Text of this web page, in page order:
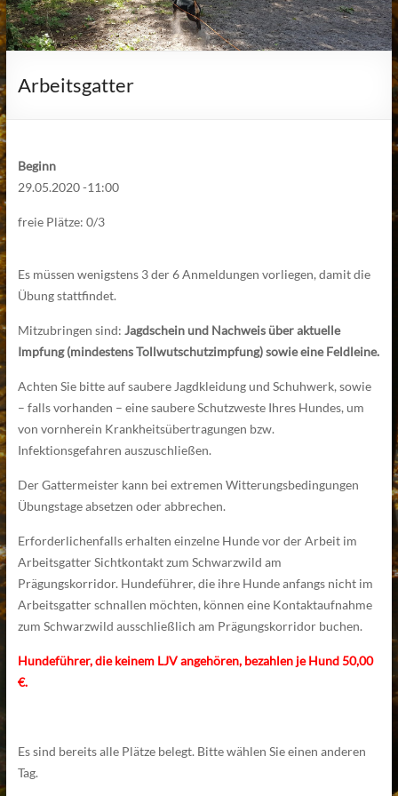
Arbeitsgatter
Beginn
29.05.2020 -11:00
freie Plätze: 0/3
Es müssen wenigstens 3 der 6 Anmeldungen vorliegen, damit die
Übung stattfindet.
Mitzubringen sind: Jagdschein und Nachweis über aktuelle
Impfung (mindestens Tollwutschutzimpfung) sowie eine Feldleine.
Achten Sie bitte auf saubere Jagdkleidung und Schuhwerk, sowie
– falls vorhanden – eine saubere Schutzweste Ihres Hundes, um
von vornherein Krankheitsübertragungen bzw.
Infektionsgefahren auszuschließen.
Der Gattermeister kann bei extremen Witterungsbedingungen
Übungstage absetzen oder abbrechen.
Erforderlichenfalls erhalten einzelne Hunde vor der Arbeit im
Arbeitsgatter Sichtkontakt zum Schwarzwild am
Prägungskorridor. Hundeführer, die ihre Hunde anfangs nicht im
Arbeitsgatter schnallen möchten, können eine Kontaktaufnahme
zum Schwarzwild ausschließlich am Prägungskorridor buchen.
Hundeführer, die keinem LJV angehören, bezahlen je Hund 50,00
€.
Es sind bereits alle Plätze belegt. Bitte wählen Sie einen anderen
Tag.